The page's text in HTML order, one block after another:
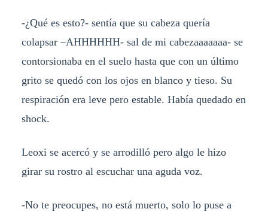
-¿Qué es esto?- sentía que su cabeza quería
colapsar –AHHHHHH- sal de mi cabezaaaaaaa- se
contorsionaba en el suelo hasta que con un último
grito se quedó con los ojos en blanco y tieso. Su
respiración era leve pero estable. Había quedado en
shock.
Leoxi se acercó y se arrodilló pero algo le hizo
girar su rostro al escuchar una aguda voz.
-No te preocupes, no está muerto, solo lo puse a